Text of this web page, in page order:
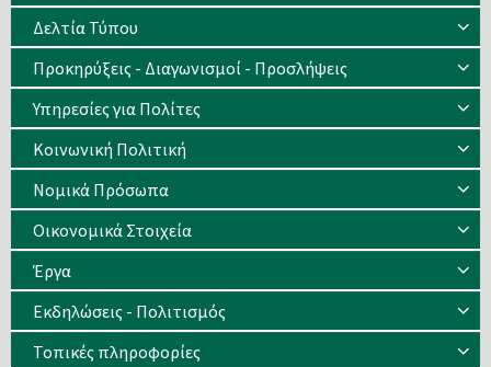
Δελτία Τύπου
Προκηρύξεις - Διαγωνισμοί - Προσλήψεις
Υπηρεσίες για Πολίτες
Κοινωνική Πολιτική
Νομικά Πρόσωπα
Οικονομικά Στοιχεία
Έργα
Εκδηλώσεις - Πολιτισμός
Τοπικές πληροφορίες